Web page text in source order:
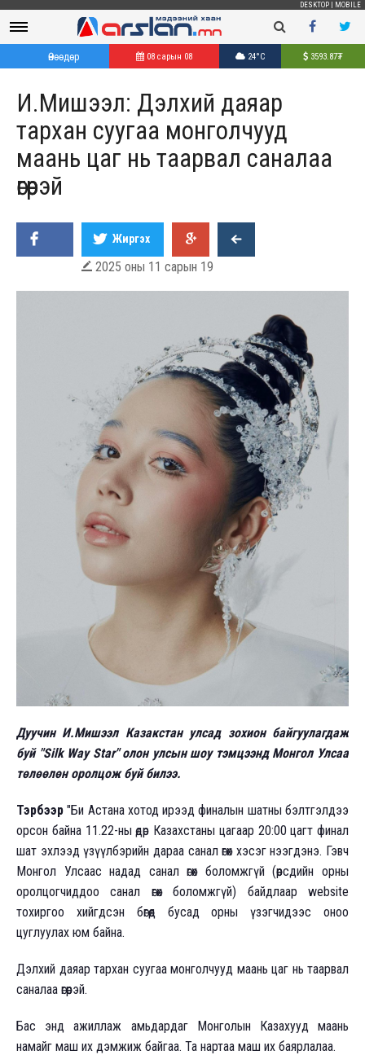
DESKTOP MOBILE
Өнөөдөр 08 сарын 08 24°C 3593.87₮
И.Мишээл: Дэлхий даяар
тархан суугаа монголчууд
маань цаг нь таарвал саналаа
өгөөрэй
Жиргэх
 2025 оны 11 сарын 19
Дуучин И.Мишээл Казакстан улсад зохион байгуулагдаж
буй "Silk Way Star" олон улсын шоу тэмцээнд Монгол Улсаа
төлөөлөн оролцож буй билээ.
Тэрбээр"Би Астана хотод ирээд финалын шатны бэлтгэлдээ
орсон байна 11.22-ны өдөр Казахстаны цагаар 20:00 цагт финал
шат эхлээд үзүүлбэрийн дараа санал өгөх хэсэг нээгдэнэ. Гэвч
Монгол Улсаас надад санал өгөх боломжгүй (өөрсдийн орны
оролцогчиддоо санал өгөх боломжгүй) байдлаар website
тохиргоо хийгдсэн бөгөөд бусад орны үзэгчидээс оноо
цуглуулах юм байна.
Дэлхий даяар тархан суугаа монголчууд маань цаг нь таарвал
саналаа өгөөрэй.
Бас энд ажиллаж амьдардаг Монголын Казахууд маань
намайг маш их дэмжиж байгаа. Та нартаа маш их баярлалаа.